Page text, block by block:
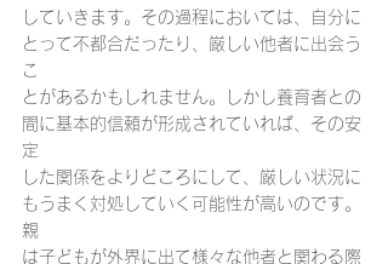
していきます。その過程においては、自分に
とって不都合だったり、厳しい他者に出会う
こ
とがあるかもしれません。しかし養育者との
間に基本的信頼が形成されていれば、その安
定
した関係をよりどころにして、厳しい状況に
もうまく対処していく可能性が高いのです。
親
は子どもが外界に出て様々な他者と関わる際